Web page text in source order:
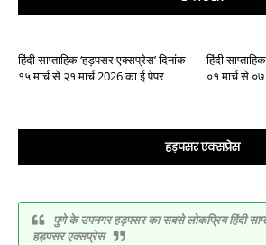
हिंदी साप्ताहिक ‘हड़पसर एक्सप्रेस’ दिनांक
१५ मार्च से २१ मार्च 2026 का ई पेपर
हिंदी
०१ मार्च से
हड़पसर एक्सप्रेस
पुणे के उपनगर हड़पसर का सबसे लोकप्रिय हिंदी
हड़पसर एक्सप्रेस